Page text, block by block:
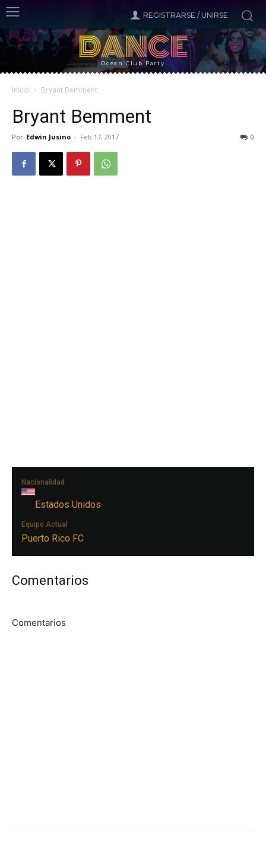
REGISTRARSE / UNIRSE
DANCE
Ocean Club Party
Inicio Bryant Bemment
Bryant Bemment
Por Edwin Jusino - Feb 17, 2017 0
Nacionalidad
Estados Unidos
Equipo Actual
Puerto Rico FC
Comentarios
Comentarios